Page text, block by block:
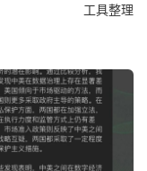
工具整理